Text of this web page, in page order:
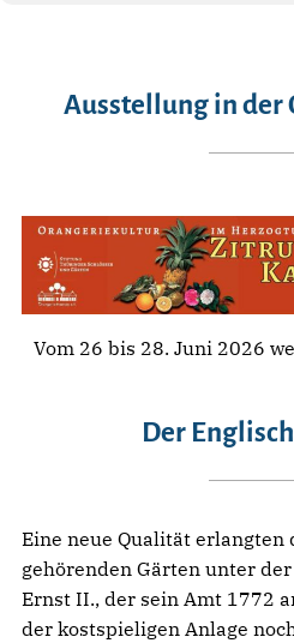
Ausstellung in der
Vom 26 bis 28. Juni 2026
Der
Eine neue Qualität erlangten
gehörenden Gärten unter
Ernst II., der sein Amt 1772
der kostspieligen Anlage